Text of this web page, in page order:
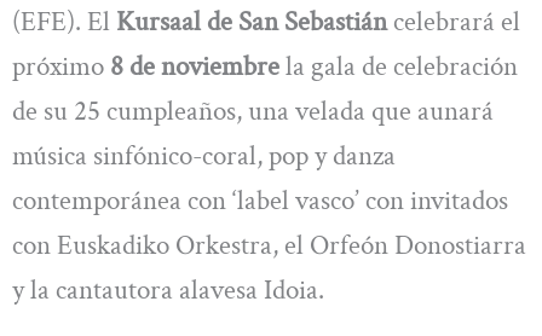
(EFE). El Kursaal de San Sebastiáncelebrará el
próximo 8 de noviembrela gala de celebración
de su 25 cumpleaños, una velada que aunará
música sinfónico-coral, pop y danza
contemporánea con ‘label vasco’ con invitados
con Euskadiko Orkestra, el Orfeón Donostiarra
y la cantautora alavesa Idoia.